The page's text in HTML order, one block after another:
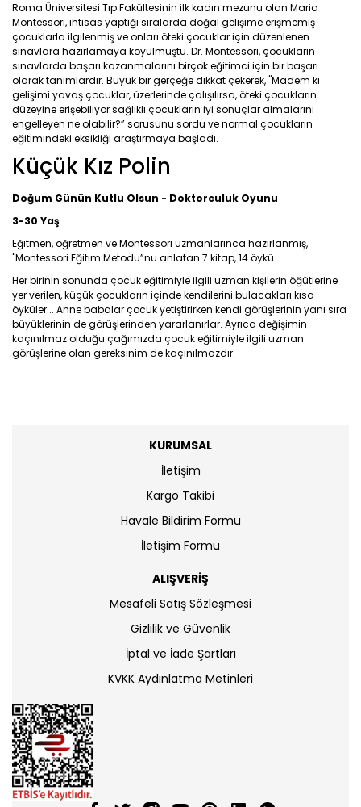
Roma Üniversitesi Tıp Fakültesinin ilk kadın mezunu olan Maria
Montessori, ihtisas yaptığı sıralarda doğal gelişime erişmemiş
çocuklarla ilgilenmiş ve onları öteki çocuklar için düzenlenen
sınavlara hazırlamaya koyulmuştu. Dr. Montessori, çocukların
sınavlarda başarı kazanmalarını birçok eğitimci için bir başarı
olarak tanımlardır. Büyük bir gerçeğe dikkat çekerek, "Madem ki
gelişimi yavaş çocuklar, üzerlerinde çalışılırsa, öteki çocukların
düzeyine erişebiliyor sağlıklı çocukların iyi sonuçlar almalarını
engelleyen ne olabilir?” sorusunu sordu ve normal çocukların
eğitimindeki eksikliği araştırmaya başladı.
Küçük Kız Polin
Doğum Günün Kutlu Olsun - Doktorculuk Oyunu
3-30 Yaş
Eğitmen, öğretmen ve Montessori uzmanlarınca hazırlanmış,
"Montessori Eğitim Metodu”nu anlatan 7 kitap, 14 öykü…
Herbirinin sonunda çocuk eğitimiyle ilgili uzman kişilerin öğütlerine
yerverilen, küçükçocukların içinde kendilerini bulacakları kısa
öyküler... Anne babalar çocuk yetiştirirken kendi görüşlerinin yanı sıra
büyüklerinin de görüşlerinden yararlanırlar. Ayrıca değişimin
kaçınılmaz olduğu çağımızda çocuk eğitimiyle ilgili uzman
görüşlerine olan gereksinim de kaçınılmazdır.
KURUMSAL
İletişim
Kargo Takibi
Havale Bildirim Formu
İletişim Formu
ALIŞVERİŞ
Mesafeli Satış Sözleşmesi
Gizlilik ve Güvenlik
İptal ve İade Şartları
KVKK Aydınlatma Metinleri